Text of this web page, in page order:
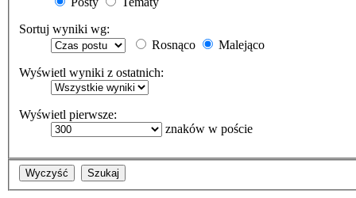
Sortuj wyniki wg:
Rosnąco
Malejąco
Wyświetl wyniki z ostatnich:
Wyświetl pierwsze:
znaków w poście